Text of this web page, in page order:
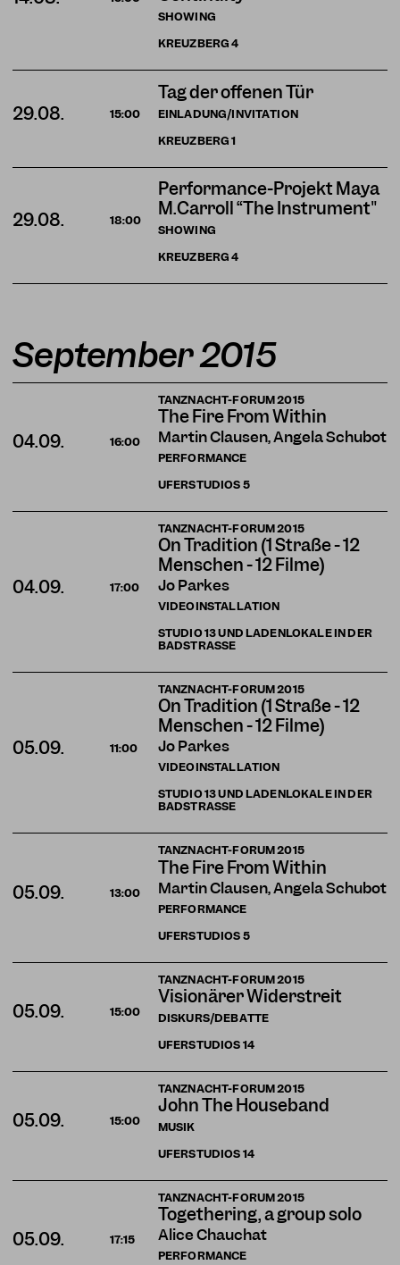
SHOWING
KREUZBERG4
Tag der offenen Tür
EINLADUNG/INVITATION
29.08.
15:00
KREUZBERG1
Performance-Projekt Maya
M.Carroll “The Instrument"
SHOWING
29.08. 18:00
KREUZBERG4
September 2015
TANZNACHT-FORUM 2015
The Fire From Within
Martin Clausen, Angela Schubot
PERFORMANCE
04.09. 16:00
UFERSTUDIOS5
TANZNACHT-FORUM 2015
On Tradition (1 Straße - 12
Menschen - 12 Filme)
Jo Parkes
VIDEOINSTALLATION
04.09. 17:00
STUDIO 13 UND LADENLOKALE IN DER
BADSTRASSE
TANZNACHT-FORUM 2015
On Tradition (1 Straße - 12
Menschen - 12 Filme)
Jo Parkes
VIDEOINSTALLATION
05.09. 11:00
STUDIO 13 UND LADENLOKALE IN DER
BADSTRASSE
TANZNACHT-FORUM 2015
The Fire From Within
Martin Clausen, Angela Schubot
PERFORMANCE
05.09. 13:00
UFERSTUDIOS5
TANZNACHT-FORUM 2015
Visionärer Widerstreit
DISKURS/DEBATTE
05.09. 15:00
UFERSTUDIOS14
TANZNACHT-FORUM 2015
John The Houseband
MUSIK
05.09. 15:00
UFERSTUDIOS14
TANZNACHT-FORUM 2015
Togethering, a group solo
Alice Chauchat
PERFORMANCE
05.09. 17:15